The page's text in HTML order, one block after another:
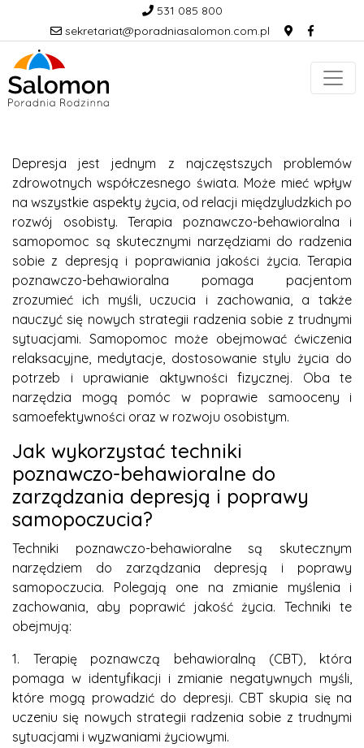
531 085 800
sekretariat@poradniasalomon.com.pl
Depresja jest jednym z najczęstszych problemów
zdrowotnych współczesnego świata. Może mieć wpływ
na wszystkie aspekty życia, od relacji międzyludzkich po
rozwój osobisty. Terapia poznawczo-behawioralna i
samopomoc są skutecznymi narzędziami do radzenia
sobie z depresją i poprawiania jakości życia. Terapia
poznawczo-behawioralna pomaga pacjentom
zrozumieć ich myśli, uczucia i zachowania, a także
nauczyć się nowych strategii radzenia sobie z trudnymi
sytuacjami. Samopomoc może obejmować ćwiczenia
relaksacyjne, medytacje, dostosowanie stylu życia do
potrzeb i uprawianie aktywności fizycznej. Oba te
narzędzia mogą pomóc w poprawie samooceny i
samoefektywności oraz w rozwoju osobistym.
Jak wykorzystać techniki
poznawczo-behawioralne do
zarządzania depresją i poprawy
samopoczucia?
Techniki poznawczo-behawioralne są skutecznym
narzędziem do zarządzania depresją i poprawy
samopoczucia. Polegają one na zmianie myślenia i
zachowania, aby poprawić jakość życia. Techniki te
obejmują:
1. Terapię poznawczą behawioralną (CBT), która
pomaga w identyfikacji i zmianie negatywnych myśli,
które mogą prowadzić do depresji. CBT skupia się na
uczeniu się nowych strategii radzenia sobie z trudnymi
sytuacjami i wyzwaniami życiowymi.